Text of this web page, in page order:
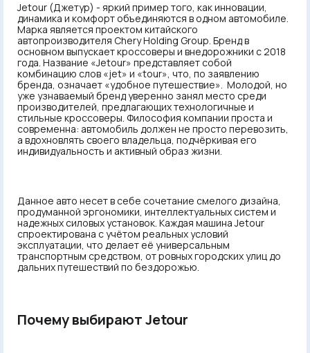
Jetour (Джетур) - яркий пример того, как инновации,
динамика и комфорт объединяются в одном автомобиле.
Марка является проектом китайского
автопроизводителя Chery Holding Group. Бренд в
основном выпускает кроссоверы и внедорожники с 2018
года. Название «Jetour» представляет собой
комбинацию слов «jet» и «tour», что, по заявлению
бренда, означает «удобное путешествие». Молодой, но
уже узнаваемый бренд уверенно занял место среди
производителей, предлагающих технологичные и
стильные кроссоверы. Философия компании проста и
современна: автомобиль должен не просто перевозить,
а вдохновлять своего владельца, подчёркивая его
индивидуальность и активный образ жизни.
Данное авто несет в себе сочетание смелого дизайна,
продуманной эргономики, интеллектуальных систем и
надежных силовых установок. Каждая машина Jetour
спроектирована с учётом реальных условий
эксплуатации, что делает её универсальным
транспортным средством, от ровных городских улиц до
дальних путешествий по бездорожью.
Почему выбирают Jetour